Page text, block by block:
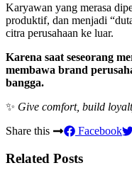
Karyawan yang merasa
produktif, dan menjadi
citra perusahaan ke luar.
Karena saat seseorang
membawa brand
bangga.
✨ Give comfort, build
Share this
Facebook
Related Posts